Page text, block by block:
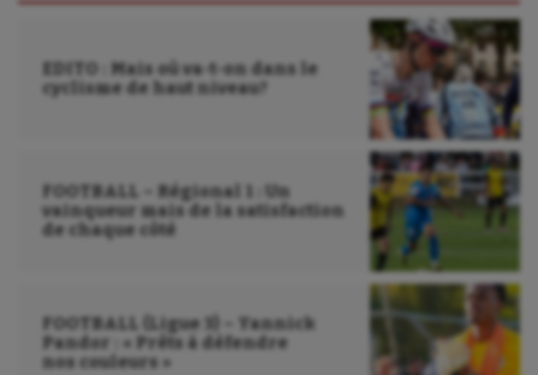
Wakeboard
EDITO : Mais où va-t-on dans le
cyclisme de haut niveau?
FOOTBALL – Régional 1 : Un
vainqueur mais de la satisfaction
de chaque côté
FOOTBALL (Ligue 3) – Yannick
Pandor : « Prêts à défendre
nos couleurs »